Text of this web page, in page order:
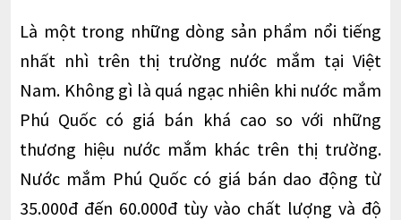
Là một trong những dòng sản phẩm nổi tiếng
nhất nhì trên thị trường nước mắm tại Việt
Nam. Không gì là quá ngạc nhiên khi nước mắm
Phú Quốc có giá bán khá cao so với những
thương hiệu nước mắm khác trên thị trường.
Nước mắm Phú Quốc có giá bán dao động từ
35.000đ đến 60.000đ tùy vào chất lượng và độ